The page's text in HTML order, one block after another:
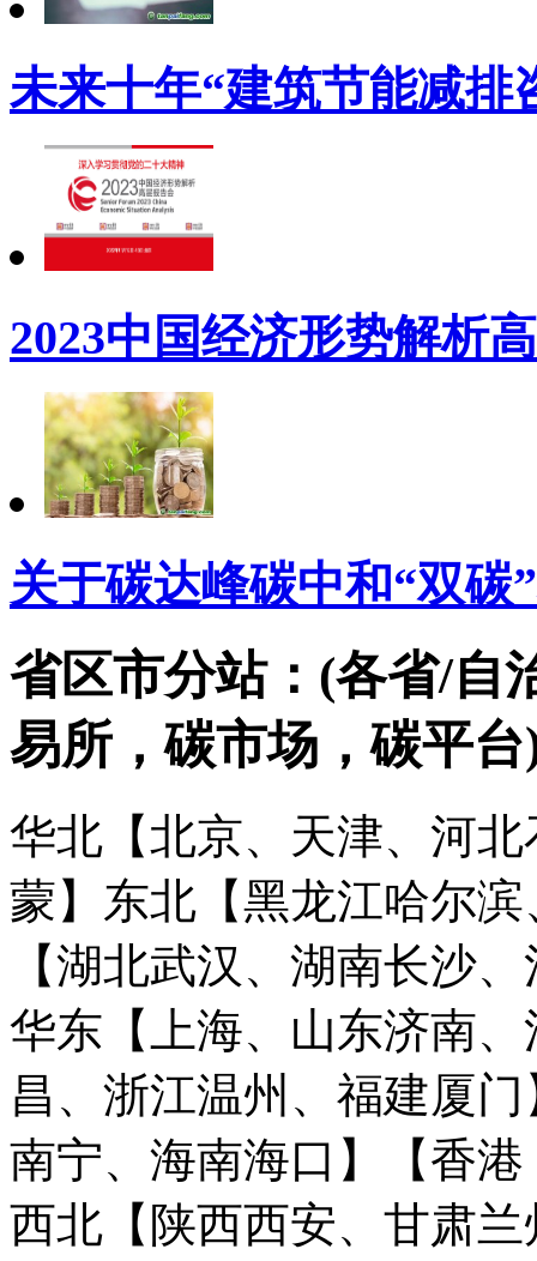
未来十年“建筑节能减排
2023中国经济形势解析
关于碳达峰碳中和“双碳
省区市分站：(各省/自
易所，碳市场，碳平台
华北【北京、天津、河
蒙】 东北【黑龙江哈尔
【湖北武汉、湖南长沙
华东【上海、山东济南
昌、浙江温州、福建厦门
南宁、海南海口】
【香
西北【陕西西安、甘肃